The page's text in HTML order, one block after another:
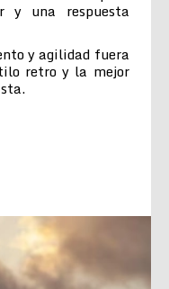
y una respuesta
y agilidad fuera
retro y la mejor